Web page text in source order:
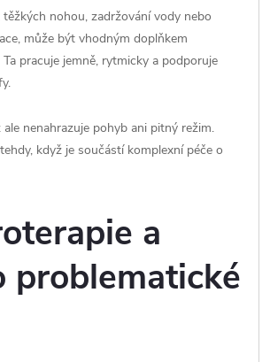
nohou, zadržování vody nebo
může být vhodným doplňkem
Ta pracuje jemně, rytmicky a podporuje
nenahrazuje pohyb ani pitný režim.
když je součástí komplexní péče o
a
problematické